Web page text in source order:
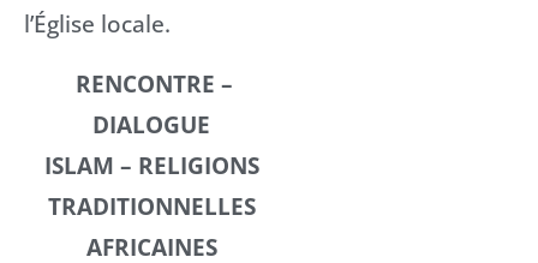
l’Église locale.
RENCONTRE –
DIALOGUE
ISLAM – RELIGIONS
TRADITIONNELLES
AFRICAINES